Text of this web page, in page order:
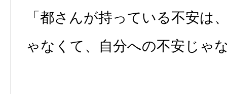
「都さんが持っている不安は
ゃなくて、自分への不安じゃ